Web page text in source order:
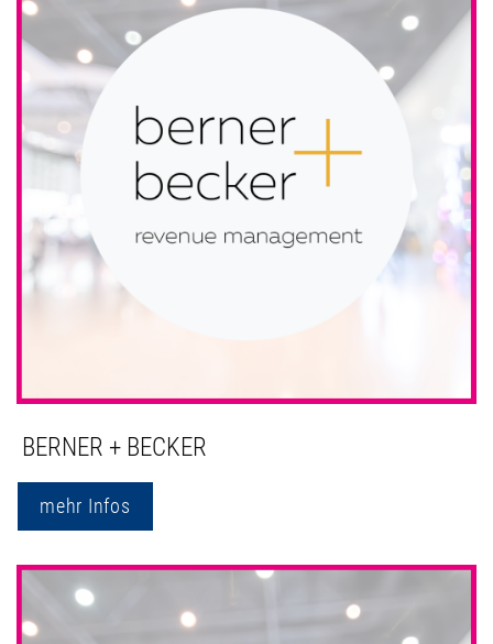
BERNER + BECKER
mehr Infos